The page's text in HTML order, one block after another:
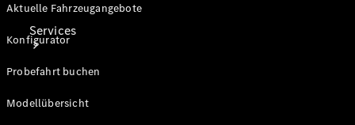
Services
Aktuelle Fahrzeugangebote
Konfigurator
Probefahrt buchen
Modellübersicht